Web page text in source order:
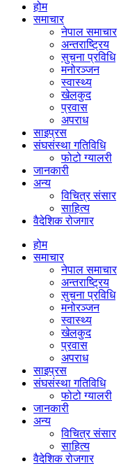
होम
समाचार
नेपाल समाचार
अन्तराष्ट्रिय
सुचना प्रविधि
मनोरञ्जन
स्वास्थ्य
खेलकुद
प्रवास
अपराध
साइप्रस
संघसंस्था गतिविधि
फोटो ग्यालरी
जानकारी
अन्य
विचित्र संसार
साहित्य
वैदेशिक रोजगार
होम
समाचार
नेपाल समाचार
अन्तराष्ट्रिय
सुचना प्रविधि
मनोरञ्जन
स्वास्थ्य
खेलकुद
प्रवास
अपराध
साइप्रस
संघसंस्था गतिविधि
फोटो ग्यालरी
जानकारी
अन्य
विचित्र संसार
साहित्य
वैदेशिक रोजगार